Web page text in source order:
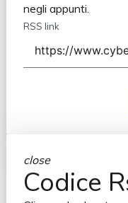
negli appunti.
RSS link
close
Codice